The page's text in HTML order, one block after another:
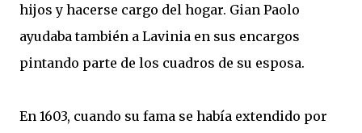
hijos y hacerse cargo del hogar. Gian Paolo
ayudaba también a Lavinia en sus encargos
pintando parte de los cuadros de su esposa.
En 1603, cuando su fama se había extendido por